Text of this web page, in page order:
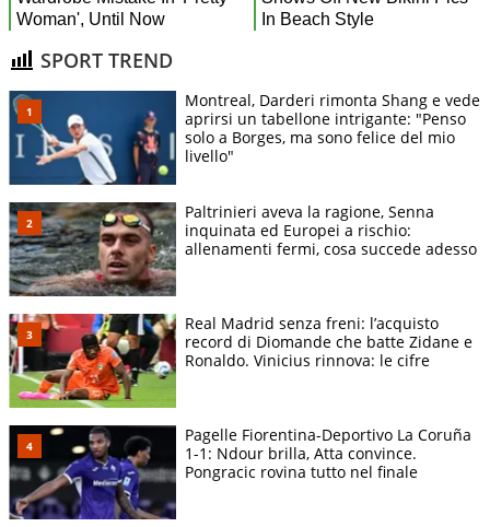
SPORT TREND
Montreal, Darderi rimonta Shang e vede
aprirsi un tabellone intrigante: "Penso
solo a Borges, ma sono felice del mio
livello"
Paltrinieri aveva la ragione, Senna
inquinata ed Europei a rischio:
allenamenti fermi, cosa succede adesso
Real Madrid senza freni: l’acquisto
record di Diomande che batte Zidane e
Ronaldo. Vinicius rinnova: le cifre
Pagelle Fiorentina-Deportivo La Coruña
1-1: Ndour brilla, Atta convince.
Pongracic rovina tutto nel finale